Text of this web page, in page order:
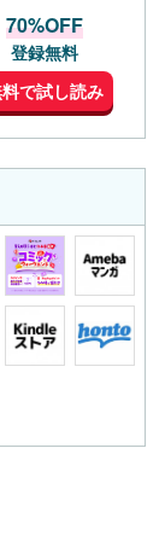
70%OFF
登録無料
で試し読み